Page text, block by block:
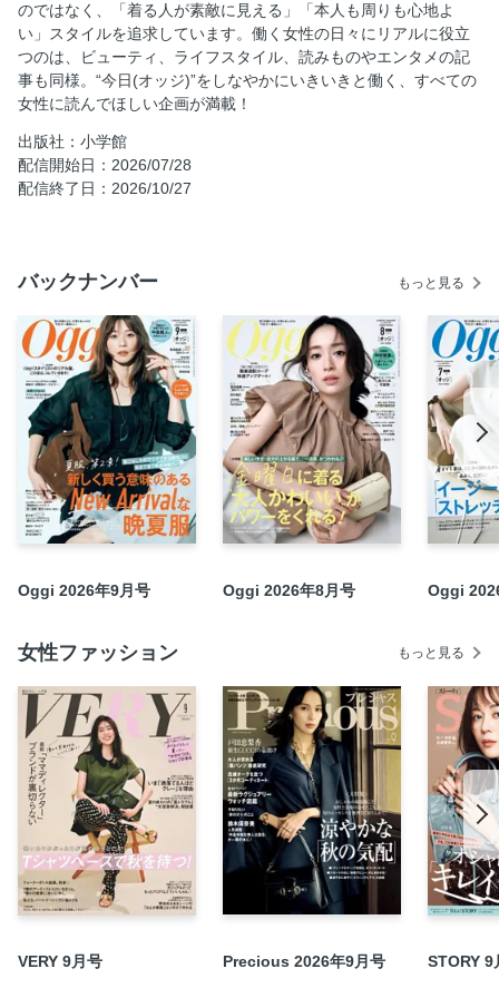
月刊Oggiデジタルニュース
大特集 私たちがほしいのは、New Arrivalな晩夏服！
PART 1 新しく“買う意味”のあるNew Arrivalな買い足し服18
選
PART 2 ドラマティックワンピース×映え小物が最適解
COLUMN 1 一点突破な“トレンドパンツ”はこの4本
PART 3 “猛暑の8月対応”のきちんと華やかな服、必要です！
COLUMN 2 きれいめ派が買うべき「3か月活躍アイテム」
ブラウン好きな外勤派の1か月コーディネート
きれいめシンプル派も「ハーフパンツ」はじめました
この夏、「骨格映えトップス」で肩・鎖骨・背中をきれい見
せ！
第2特集 Oggiスタイリストのリアル服。「この夏は、コレで
いきます！」
まろみがかわいい 働く日の“盛りコンサバ”メイク
オーラルケア最新Tips
てください」
菊池風磨の照れワーク
「この人に今、これが聞きたい！」 ファーストサマーウイ
カ
働く私にMusik ハラミちゃん
完璧すぎる上司・中島健人と急接近したら…
“しょっぱ”手土産達人リスト
働く私たちのための読書ナビ
365日超開運手帳、気になる中身をチェック！
Column Surfing 兼近大樹、ジェーン・スー、滝沢カレン…
Oggi大学 「毎日暑すぎ」アラート発令中！体を賢く冷やし
のではなく、「着る人が素敵に見える」「本人も周りも心地よ
い」スタイルを追求しています。働く女性の日々にリアルに役立
つのは、ビューティ、ライフスタイル、読みものやエンタメの記
事も同様。“今日(オッジ)”をしなやかにいきいきと働く、すべての
女性に読んでほしい企画が満載！
出版社：小学館
配信開始日：2026/07/28
配信終了日：2026/10/27
バックナンバー もっと見る
Oggi 2026年9月号 Oggi 2026年8月号 Oggi
女性ファッション もっと見る
VERY 9月号 Precious 2026年9月号 STORY 9